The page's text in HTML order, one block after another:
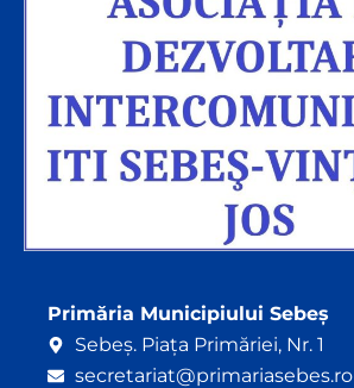
Primăria Municipiului Sebeș
Sebeș. Piața Primăriei, Nr. 1
secretariat@primariasebes.ro